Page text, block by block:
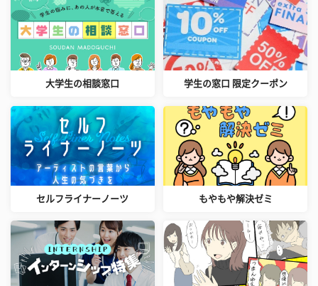
大学生の相談窓口 学生の窓口 限定クーポン
セルフライナーノーツ もやもや解決ゼミ